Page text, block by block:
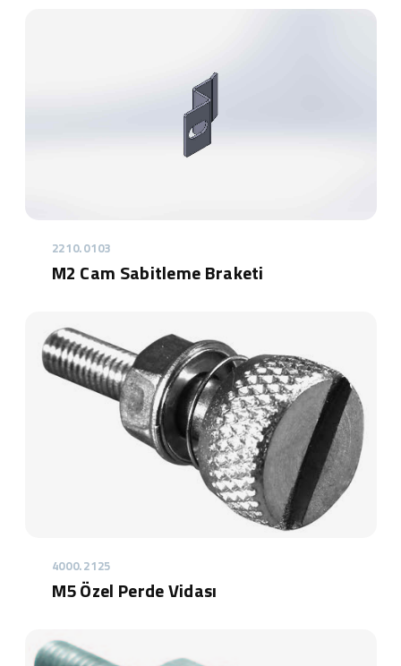
2210.0103
M2 Cam Sabitleme Braketi
4000.2125
M5 Özel Perde Vidası